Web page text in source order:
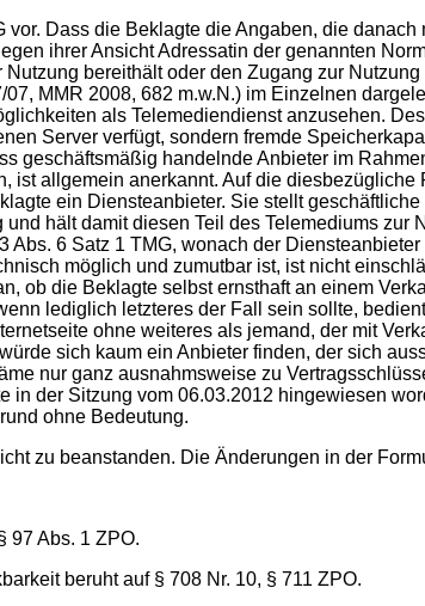
vor. Dass die Beklagte die Angaben, die
ihrer Ansicht Adressatin der genannten
bereithält oder den Zugang zur
MMR 2008, 682 m.w.N.) im Einzelnen
als Telemediendienst anzusehen.
Server verfügt, sondern fremde
geschäftsmäßig handelnde Anbieter im
ist allgemein anerkannt. Auf die
ein Diensteanbieter. Sie stellt
hält damit diesen Teil des Telemediums
Abs. 6 Satz 1 TMG, wonach der
möglich und zumutbar ist, ist nicht
ob die Beklagte selbst ernsthaft an einem
lediglich letzteres der Fall sein sollte,
ohne weiteres als jemand, der mit
sich kaum ein Anbieter finden, der sich
nur ganz ausnahmsweise zu
in der Sitzung vom 06.03.2012 hingewiesen
ohne Bedeutung.
zu beanstanden. Die Änderungen in der
97 Abs. 1 ZPO.
beruht auf § 708 Nr. 10, § 711 ZPO.